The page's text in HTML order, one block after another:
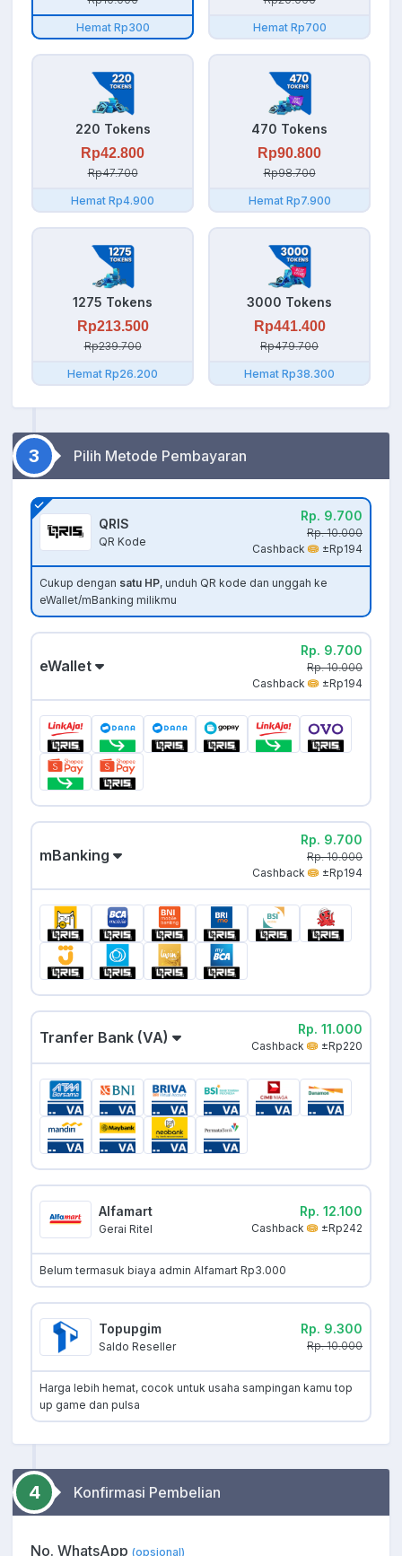
Hemat Rp300 Hemat Rp700
220 Tokens
Rp42.800
Rp47.700
Hemat Rp4.900
470 Tokens
Rp90.800
Rp98.700
Hemat Rp7.900
1275 Tokens
Rp213.500
Rp239.700
Hemat Rp26.200
3000 Tokens
Rp441.400
Rp479.700
Hemat Rp38.300
3 Pilih Metode Pembayaran
QRIS
QR Kode
Rp. 9.700
Rp. 10.000
Cashback
±Rp194
Cukup dengan satu HP, unduh QR kode dan unggah ke
eWallet/mBanking milikmu
eWallet
Rp. 9.700
Rp. 10.000
Cashback
±Rp194
mBanking
Rp. 9.700
Rp. 10.000
Cashback
±Rp194
Tranfer Bank (VA) Rp. 11.000
Cashback ±Rp220
Alfamart
Gerai Ritel
Rp. 12.100
Cashback ±Rp242
Belum termasuk biaya admin Alfamart Rp3.000
Topupgim
Saldo Reseller
Rp. 9.300
Rp. 10.000
Harga lebih hemat, cocok untuk usaha sampingan kamu top
up game dan pulsa
4 Konfirmasi Pembelian
No. WhatsApp (opsional)